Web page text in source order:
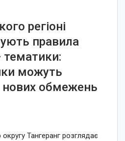
регіоні
правила
можуть
обмежень
Тангеранг розглядає